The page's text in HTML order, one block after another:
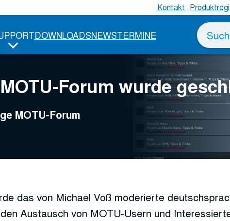
Kontakt
DOWNLOADSNEWSTERMINE
Suche
nach
Forum wurde
MOTU-Forum
das von Michael Voß moderierte
Austausch von MOTU-Usern und